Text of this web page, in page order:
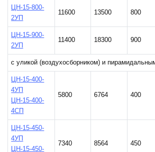
ЦН-15-800-
2УП
11600 13500 800
ЦН-15-900-
2УП
11400 18300 900
с уликой (воздухосборником) и
ЦН-15-400-
4УП
ЦН-15-400-
4СП
5800 6764 400
ЦН-15-450-
4УП
ЦН-15-450-
7340 8564 450